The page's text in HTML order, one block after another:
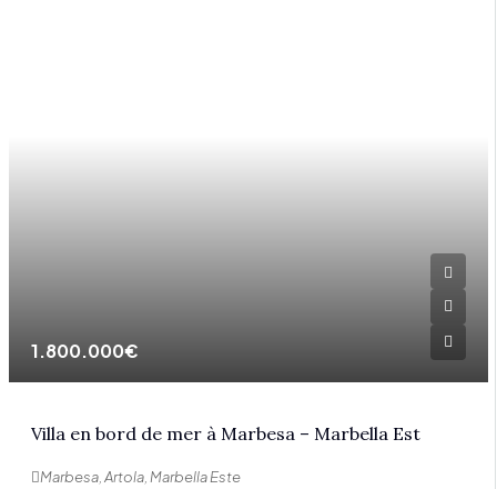
1.800.000€
Villa en bord de mer à Marbesa – Marbella Est
Marbesa, Artola, Marbella Este